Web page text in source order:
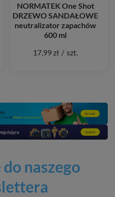
NORMATEK One Shot
DRZEWO SANDAŁOWE
neutralizator zapachów
600 ml
17,99 zł / szt.
naszego